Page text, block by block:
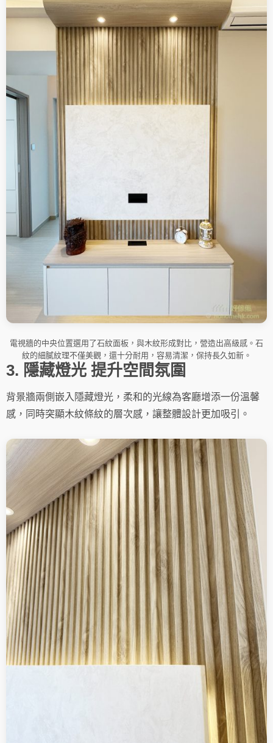
電視牆的中央位置選用了石紋面板，與木紋形成對比，營造出高級感。石
紋的細膩紋理不僅美觀，還十分耐用，容易清潔，保持長久如新。
3. 隱藏燈光 提升空間氛圍
背景牆兩側嵌入隱藏燈光，柔和的光線為客廳增添一份溫馨
感，同時突顯木紋條紋的層次感，讓整體設計更加吸引。